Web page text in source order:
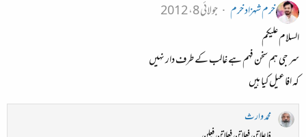
خرم شہزاد خرم
جولائی 8، 2012
السلام علیکم
سر جی ہم سخن فہم ہے غالب کے طرف دار نہیں
کہ افاعیل کیا ہیں
محمد وارث